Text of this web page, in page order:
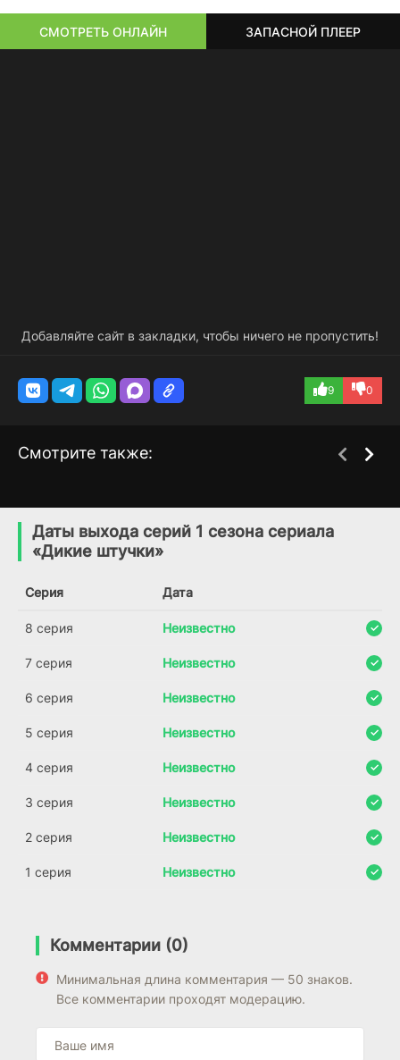
СМОТРЕТЬ ОНЛАЙН ЗАПАСНОЙ ПЛЕЕР
Добавляйте сайт в закладки, чтобы ничего не пропустить!
9 0
Смотрите также:
(2020)
8.3
(2018)
Даты выхода серий 1 сезона сериала
«Дикие штучки»
Серия Дата
8 серия Неизвестно
7 серия Неизвестно
6 серия Неизвестно
5 серия Неизвестно
4 серия Неизвестно
3 серия Неизвестно
2 серия Неизвестно
1 серия Неизвестно
Комментарии (0)
Минимальная длина комментария — 50 знаков.
Все комментарии проходят модерацию.